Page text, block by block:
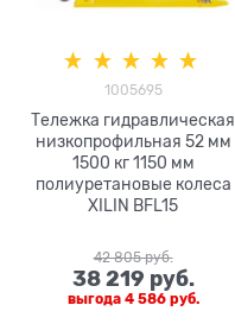
1005695
Тележка гидравлическая
низкопрофильная 52 мм
1500 кг 1150 мм
полиуретановые колеса
XILIN BFL15
42 805 руб.
38 219 руб.
выгода 4 586 руб.